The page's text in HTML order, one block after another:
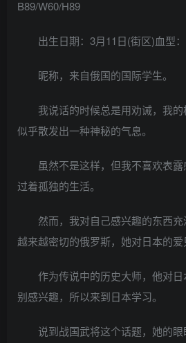
B89/W60/H89
出生日期：3月11日(街区)血型
昵称，来自俄国的国际学生。
我说话的时候总是用劝诫，我的
似乎散发出一种神秘的气息。
虽然不是这样，但我不喜欢表露
过着孤独的生活。
然而，我对自己感兴趣的东西充
越来越密切的俄罗斯，她对日本的爱
作为传说中的历史大师，他对日
别感兴趣，所以来到日本学习。
说到战国武将这个话题，她的眼